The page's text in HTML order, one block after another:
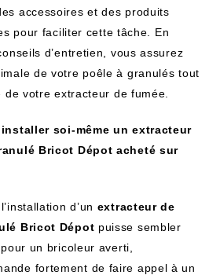
accessoires et des produits
pour faciliter cette tâche. En
d’entretien, vous assurez
de votre poêle à granulés tout
votre extracteur de fumée.
soi-même un extracteur
Bricot Dépot acheté sur
d’un extracteur de
Bricot Dépot puisse sembler
un bricoleur averti,
fortement de faire appel à un